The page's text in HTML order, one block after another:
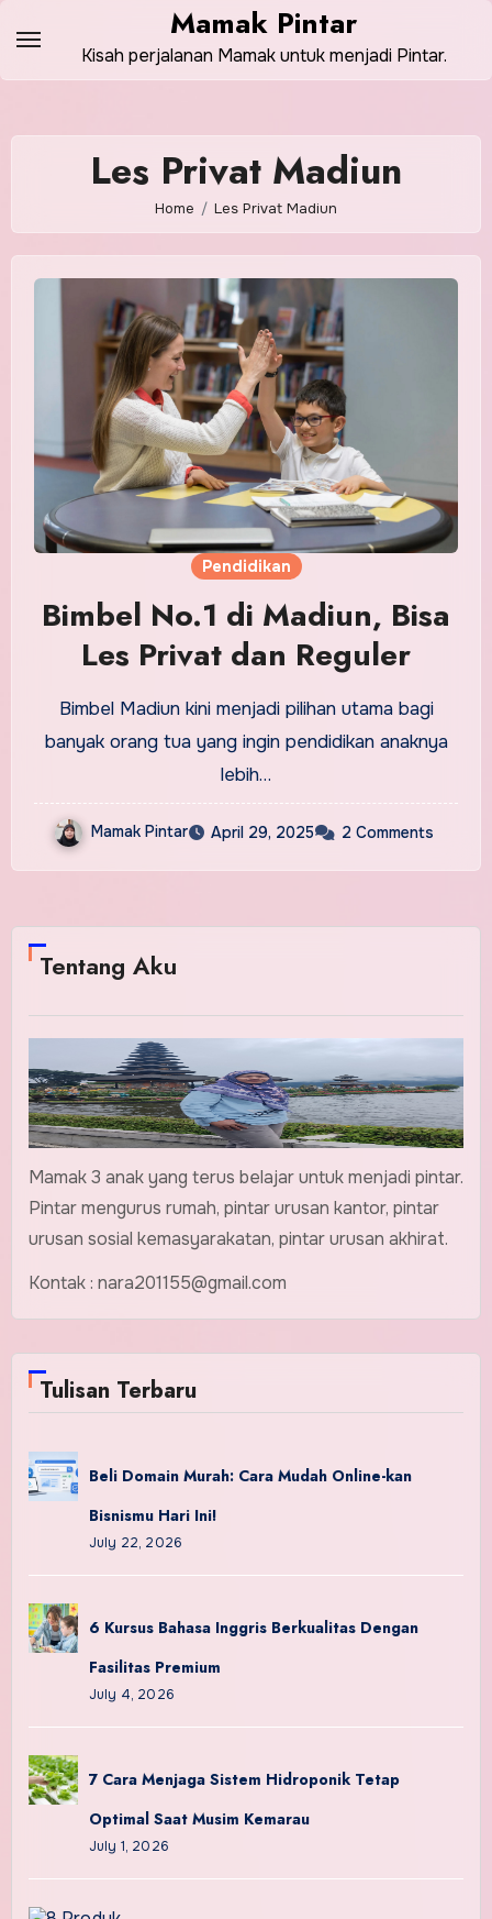
content
Mamak Pintar
Kisah perjalanan Mamak untuk menjadi Pintar.
Les Privat Madiun
Home Les Privat Madiun
Pendidikan
Bimbel No.1 di Madiun, Bisa
Les Privat dan Reguler
Bimbel Madiun kini menjadi pilihan utama bagi
banyak orang tua yang ingin pendidikan anaknya
lebih…
Mamak Pintar April 29, 2025 2 Comments
Tentang Aku
Mamak 3 anak yang terus belajar untuk menjadi pintar.
Pintar mengurus rumah, pintar urusan kantor, pintar
urusan sosial kemasyarakatan, pintar urusan akhirat.
Kontak : nara201155@gmail.com
Tulisan Terbaru
Beli Domain Murah: Cara Mudah Online-kan
Bisnismu Hari Ini!
July 22, 2026
6 Kursus Bahasa Inggris Berkualitas Dengan
Fasilitas Premium
July 4, 2026
7 Cara Menjaga Sistem Hidroponik Tetap
Optimal Saat Musim Kemarau
July 1, 2026